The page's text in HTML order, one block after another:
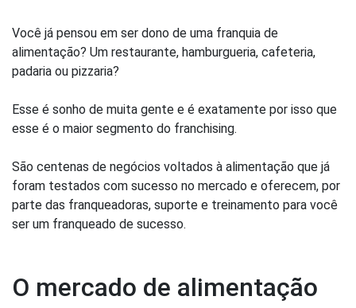
Você já pensou em ser dono de uma franquia de
alimentação? Um restaurante, hamburgueria, cafeteria,
padaria ou pizzaria?
Esse é sonho de muita gente e é exatamente por isso que
esse é o maior segmento do franchising.
São centenas de negócios voltados à alimentação que já
foram testados com sucesso no mercado e oferecem, por
parte das franqueadoras, suporte e treinamento para você
ser um franqueado de sucesso.
O mercado de alimentação